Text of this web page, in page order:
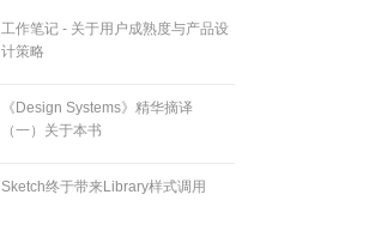
工作笔记 - 关于用户成熟度与产品设
计策略
《Design Systems》精华摘译
（一）关于本书
Sketch终于带来Library样式调用